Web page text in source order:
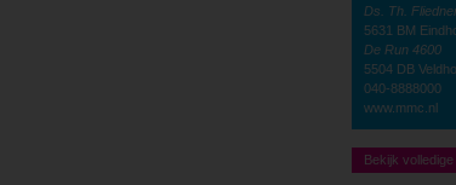
Ds. Th.
5631 BM
De Run 4600
5504 DB
040-8888000
www.mmc.nl
Bekijk